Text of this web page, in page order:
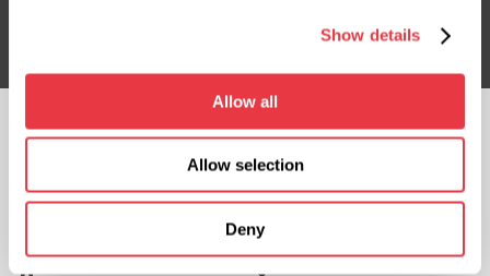
Show details
Allow all
Allow selection
Deny
OBSERWUJ NAS